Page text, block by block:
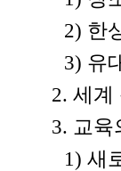
2) 한
3) 유
2. 세계
3. 교육
1) 새